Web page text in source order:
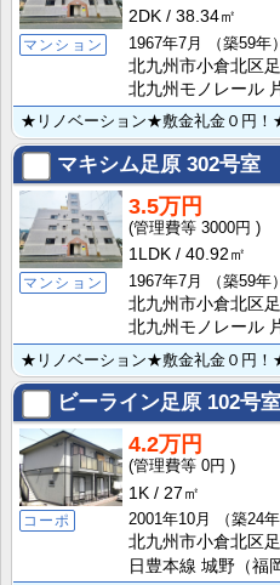
マンション
2DK
38.34㎡
1967年7月
（築59年）
北九州市小倉北区
北九州モノレール
マキシム足原 302号室
マンション
3.5万円
3000円
1LDK
40.92㎡
1967年7月
（築59年）
北九州市小倉北区
北九州モノレール
ビーライン足原 102号室
コーポ
4.2万円
0円
1K
27㎡
2001年10月
（築24年
北九州市小倉北区
日豊本線 城野（福